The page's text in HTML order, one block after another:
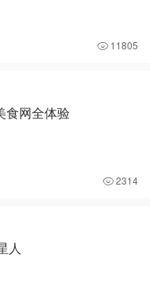
11805
食网全体验
2314
人